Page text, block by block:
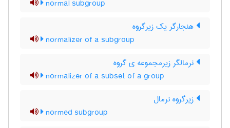
normal subgroup
هنجارگر یک زیرگروه
normalizer of a subgroup
نرمالگر زیرمجموعه ی گروه
normalizer of a subset of a group
زیرگروه نرمال
normed subgroup